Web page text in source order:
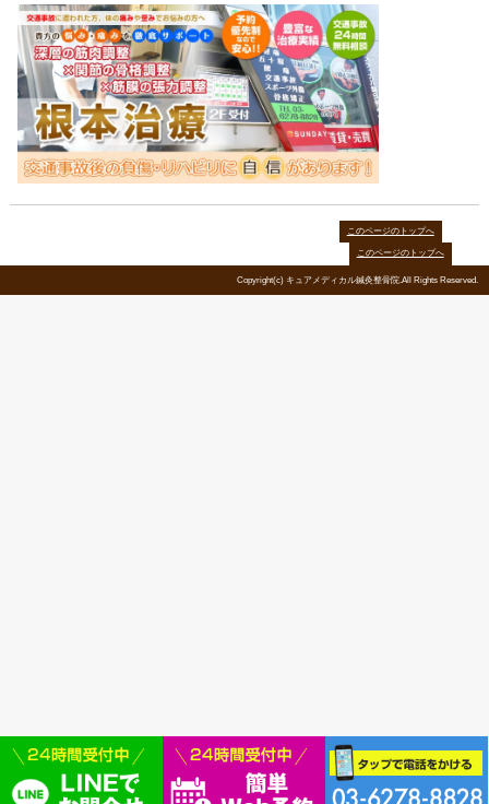
筋肉の拘縮など、ぎっくり腰などに
ります。
坐骨神経痛などにも使われることが
て帰られる方もいらっしゃいます。